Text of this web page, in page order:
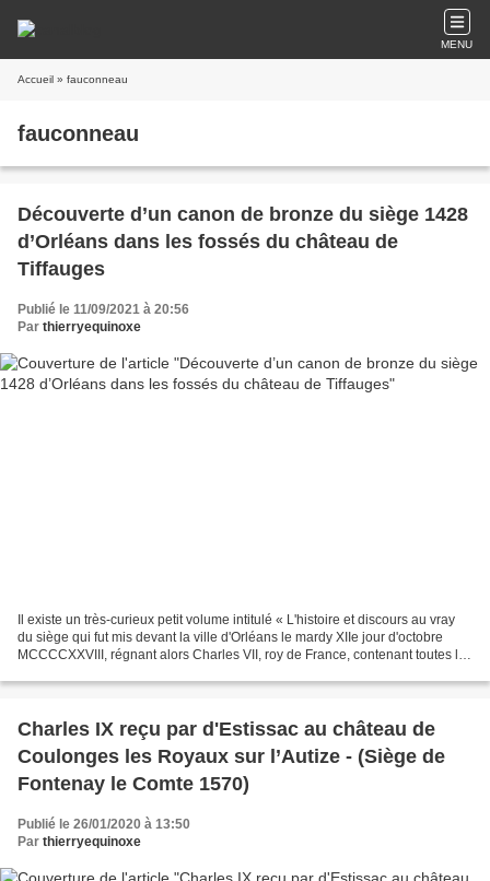
MENU
Accueil » fauconneau
fauconneau
Découverte d’un canon de bronze du siège 1428
d’Orléans dans les fossés du château de
Tiffauges
Publié le 11/09/2021 à 20:56
Par thierryequinoxe
Il existe un très-curieux petit volume intitulé « L'histoire et discours au vray
du siège qui fut mis devant la ville d'Orléans le mardy XIIe jour d'octobre
MCCCCXXVIII, régnant alors Charles VII, roy de France, contenant toutes les
Charles IX reçu par d'Estissac au château de
Coulonges les Royaux sur l’Autize - (Siège de
Fontenay le Comte 1570)
Publié le 26/01/2020 à 13:50
Par thierryequinoxe